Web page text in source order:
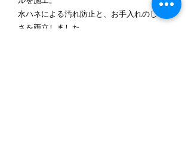
水ハネによる汚れ防止と、お手入れのしやす
さを両立しました。